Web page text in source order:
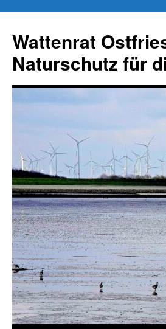
springen
Wattenrat
Naturschutz für